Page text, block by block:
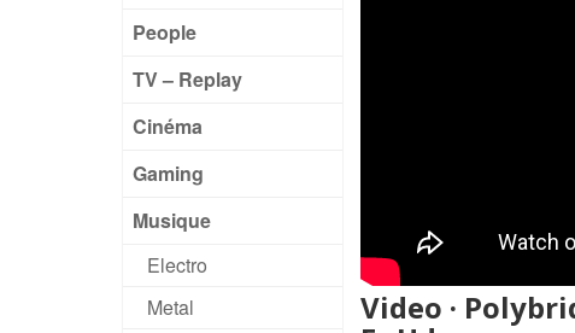
People
TV – Replay
Cinéma
Gaming
Musique
Electro
Metal
Video ·